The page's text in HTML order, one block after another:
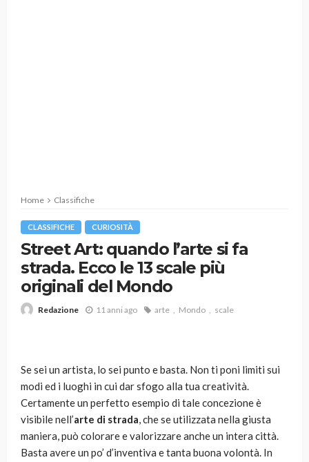
Home Classifiche
CLASSIFICHE CURIOSITÀ
Street Art: quando l’arte si fa
strada. Ecco le 13 scale più
originali del Mondo
Redazione 11 anni ago arte Mondo scale
Se sei un artista, lo sei punto e basta. Non ti poni limiti sui
modi ed i luoghi in cui dar sfogo alla tua creatività.
Certamente un perfetto esempio di tale concezione è
visibile nell’arte di strada, che se utilizzata nella giusta
maniera, può colorare e valorizzare anche un intera città.
Basta avere un po’ d’inventiva e tanta buona volontà. In